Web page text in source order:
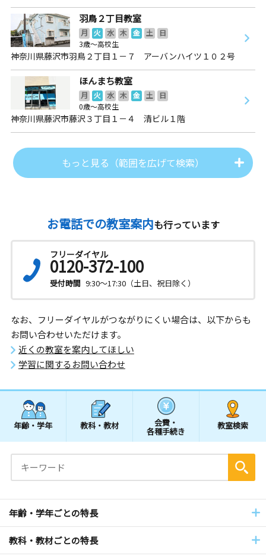
羽鳥２丁目教室
月 火 水 木 金 土
日
3歳～高校生
神奈川県藤沢市羽鳥２丁目１－７ アーバンハイツ１０２号
ほんまち教室
月 火 水 木 金 土
日
0歳～高校生
神奈川県藤沢市藤沢３丁目１－４ 清ビル１階
もっと見る（範囲を広げて検索）
お電話での教室案内も行っています
フリーダイヤル
0120-372-100
受付時間 9:30～17:30（土日、祝日除く）
なお、フリーダイヤルがつながりにくい場合は、以下からも
お問い合わせいただけます。
近くの教室を案内してほしい
学習に関するお問い合わせ
年齢・学年 教科・教材 会費・
各種手続き
教室検索
年齢・学年ごとの特長
教科・教材ごとの特長